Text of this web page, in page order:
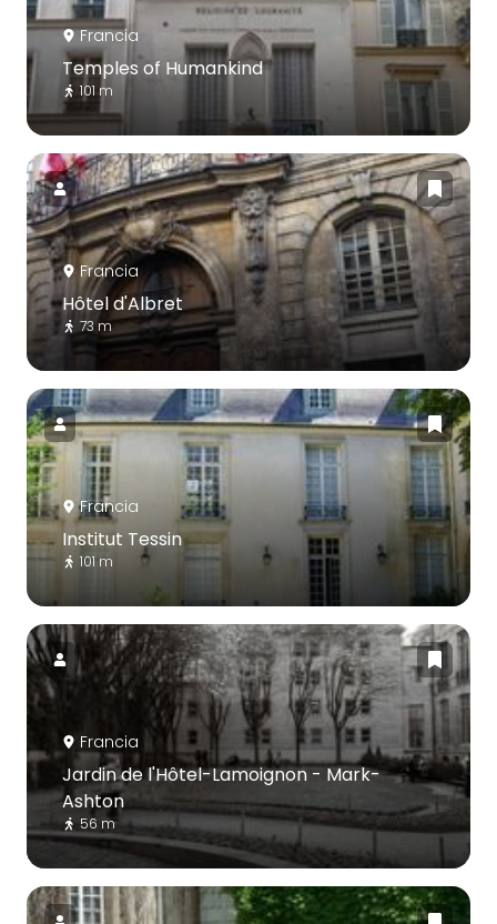
Francia
Temples of Humankind
101 m
Francia
Hôtel d'Albret
73 m
Francia
Institut Tessin
101 m
Francia
Jardin de l'Hôtel-Lamoignon - Mark-
Ashton
56 m